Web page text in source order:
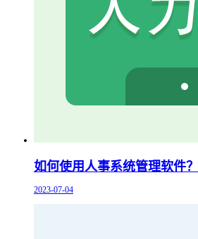
如何使用人事系统管理软件？
2023-07-04